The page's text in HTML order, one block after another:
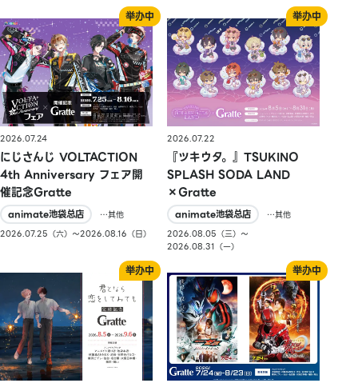
2026.07.24
にじさんじ VOLTACTION
4th Anniversary フェア開
催記念Gratte
animate池袋总店
…其他
2026.07.25（六）〜2026.08.16（日）
2026.07.22
『ツキウタ。』TSUKINO
SPLASH SODA LAND
×Gratte
animate池袋总店
…其他
2026.08.05（三）〜
2026.08.31（一）